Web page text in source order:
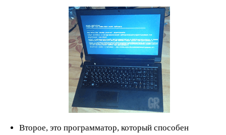
Второе, это программатор, который способен